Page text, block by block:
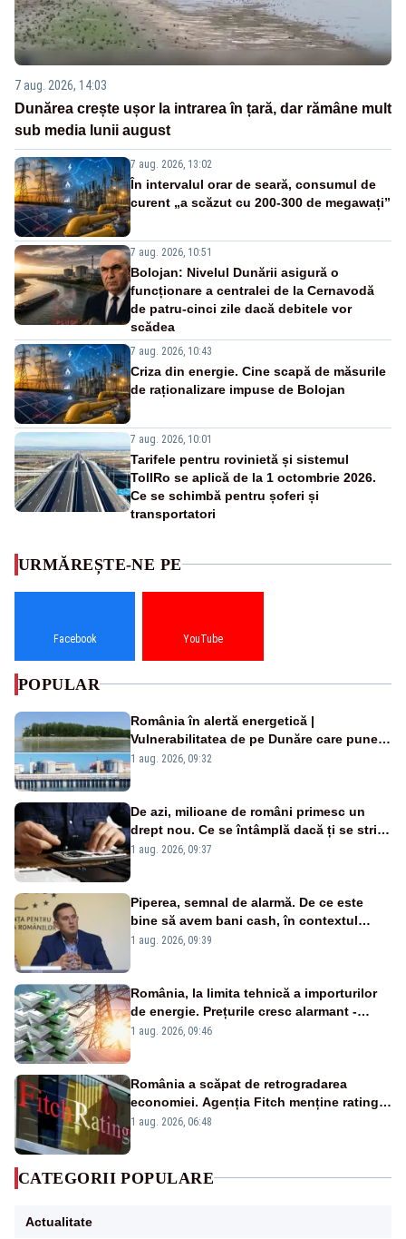
7 aug. 2026, 14:03
Dunărea crește ușor la intrarea în țară, dar rămâne mult
sub media lunii august
7 aug. 2026, 13:02
În intervalul orar de seară, consumul de
curent „a scăzut cu 200-300 de megawați”
7 aug. 2026, 10:51
Bolojan: Nivelul Dunării asigură o
funcționare a centralei de la Cernavodă
de patru-cinci zile dacă debitele vor
scădea
7 aug. 2026, 10:43
Criza din energie. Cine scapă de măsurile
de raționalizare impuse de Bolojan
7 aug. 2026, 10:01
Tarifele pentru rovinietă și sistemul
TollRo se aplică de la 1 octombrie 2026.
Ce se schimbă pentru șoferi și
transportatori
URMĂREȘTE-NE PE
Facebook YouTube
POPULAR
România în alertă energetică |
Vulnerabilitatea de pe Dunăre care pune
în pericol Centrala Cernavodă era
1 aug. 2026, 09:32
De azi, milioane de români primesc un
drept nou. Ce se întâmplă dacă ți se strică
un produs
1 aug. 2026, 09:37
Piperea, semnal de alarmă. De ce este
bine să avem bani cash, în contextul
alertei energetice?
1 aug. 2026, 09:39
România, la limita tehnică a importurilor
de energie. Prețurile cresc alarmant -
Analiză Realitatea Plus
1 aug. 2026, 09:46
România a scăpat de retrogradarea
economiei. Agenția Fitch menține ratingul
„BBB-” cu perspectivă negativă
1 aug. 2026, 06:48
CATEGORII POPULARE
Actualitate